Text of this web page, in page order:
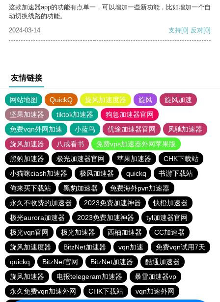
这款加速器app的功能有点单一，可以增加一些新功能，比如增加一个自
动切换线路的功能。
2024-03-14
支持[0] 反对[0]
友情链接
网站地图 QuickQ 旋风加速度器 旋风
旋风加速
坚果加速器
tiktok加速器
狗急加速器官网
免费vqn外网加速
小蓝鸟 优途加速器官网
风驰加速器
旋风加速器
八戒看书
免费vps加速器外网苹果版
黑豹加速器
极光加速器官网 苹果加速器
CHK下载站
小猫咪ciash加速器
极风加速器 quickq
书游下载站
俺来买下载站
黑豹加速器
免费海外pvn加速器
永久不收费的加速器
2023免费加速神器
快橙加速器
极光aurora加速器
2023免费加速神器
tyl加速器官网
极光vqn官网
极光加速器 西柚加速器
CC加速器
旋风加速度器
BitzNet加速器 vqn加速
免费vqn试用7天
quickq
BitzNet官网 BitzNet加速器
酷通加速器
旋风加速器
电报telegeram加速器
暴雪加速器vp
永久免费vqn加速外网
CHK下载站 vqn加速外网